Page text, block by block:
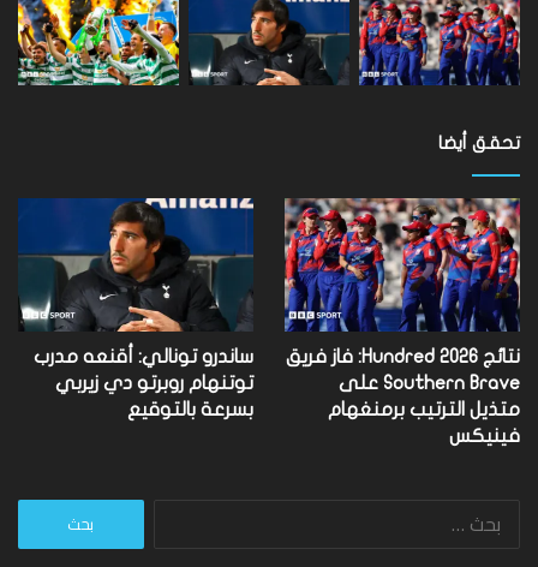
تحقق أيضا
نتائج Hundred 2026: فاز فريق
Southern Brave على
متذيل الترتيب برمنغهام
فينيكس
ساندرو تونالي: أقنعه مدرب
توتنهام روبرتو دي زيربي
بسرعة بالتوقيع
البحث